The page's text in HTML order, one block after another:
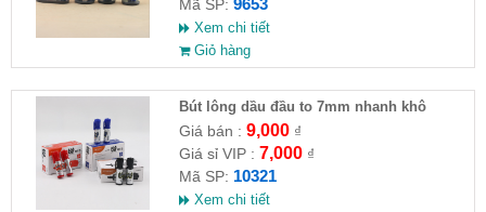
Mã SP:
Xem chi tiết
Giỏ hàng
Bút lông dầu đầu to 7mm nhanh khô
Giá bán : 9,000₫
Giá sỉ VIP : 7,000₫
Mã SP: 10321
Xem chi tiết